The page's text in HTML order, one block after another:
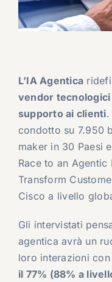
L’IA Agentica
vendor tecnologici
supporto ai clienti
condotto su 7.950
maker in 30 Paesi
Race to an
Transform
Cisco a livello
Gli intervistati
agentica avrà un
loro interazioni
il 77% (88% a